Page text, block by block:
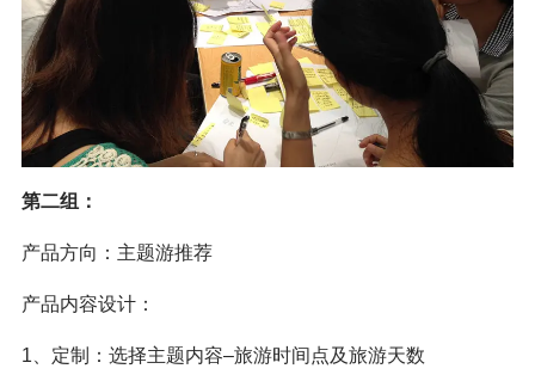
第二组：
产品方向：主题游推荐
产品内容设计：
1、定制：选择主题内容–旅游时间点及旅游天数